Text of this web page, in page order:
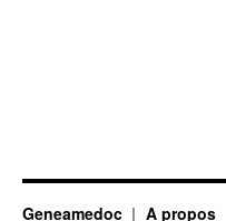
Geneamedoc A propos